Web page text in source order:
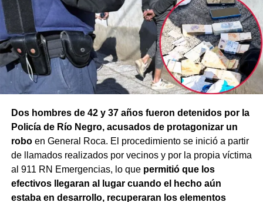
Dos hombres de 42 y 37 años fueron detenidos por la
Policía de Río Negro, acusados de protagonizar un
roboen General Roca. El procedimiento se inició a partir
de llamados realizados por vecinos y por la propia víctima
al 911 RN Emergencias, lo que permitió que los
efectivos llegaran al lugar cuando el hecho aún
estaba en desarrollo, recuperaran los elementos